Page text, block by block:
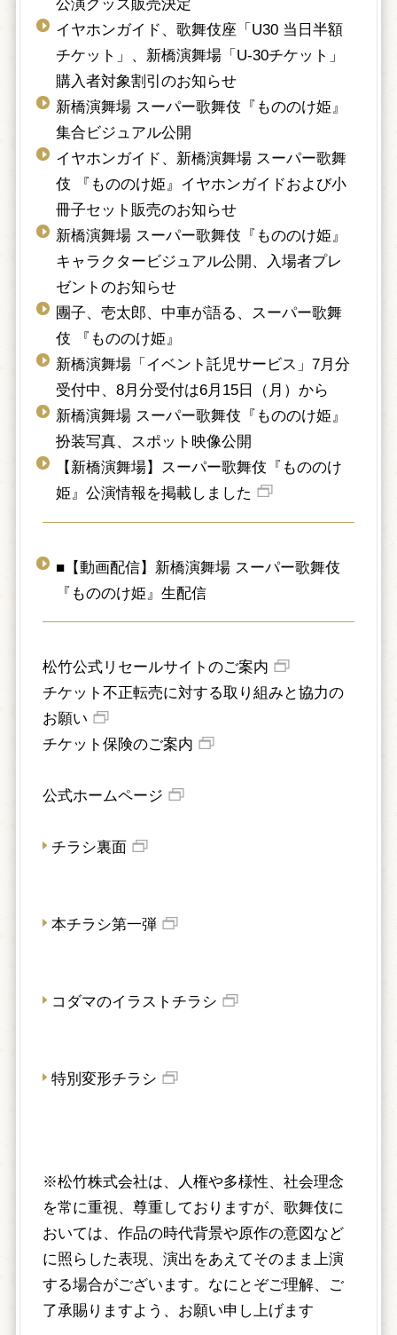
公演グッズ販売決定
イヤホンガイド、歌舞伎座「U30 当日半額
チケット」、新橋演舞場「U-30チケット」
購入者対象割引のお知らせ
新橋演舞場 スーパー歌舞伎『もののけ姫』
集合ビジュアル公開
イヤホンガイド、新橋演舞場 スーパー歌舞
伎 『もののけ姫』イヤホンガイドおよび小
冊子セット販売のお知らせ
新橋演舞場 スーパー歌舞伎『もののけ姫』
キャラクタービジュアル公開、入場者プレ
ゼントのお知らせ
團子、壱太郎、中車が語る、スーパー歌舞
伎 『もののけ姫』
新橋演舞場「イベント託児サービス」7月分
受付中、8月分受付は6月15日（月）から
新橋演舞場 スーパー歌舞伎『もののけ姫』
扮装写真、スポット映像公開
【新橋演舞場】スーパー歌舞伎『もののけ
姫』公演情報を掲載しました
■【動画配信】新橋演舞場 スーパー歌舞伎
『もののけ姫』生配信
松竹公式リセールサイトのご案内
チケット不正転売に対する取り組みと協力の
お願い
チケット保険のご案内
公式ホームページ
チラシ裏面
本チラシ第一弾
コダマのイラストチラシ
特別変形チラシ
※松竹株式会社は、人権や多様性、社会理念
を常に重視、尊重しておりますが、歌舞伎に
おいては、作品の時代背景や原作の意図など
に照らした表現、演出をあえてそのまま上演
する場合がございます。なにとぞご理解、ご
了承賜りますよう、お願い申し上げます